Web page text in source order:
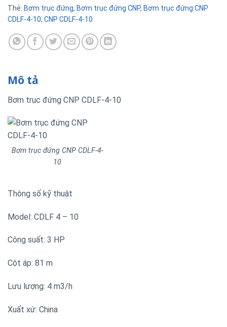
Thẻ: Bơm trục đứng, Bơm trục đứng CNP, Bơm trục đứng CNP
CDLF-4-10, CNP CDLF-4-10
Mô tả
Bơm trục đứng CNP CDLF-4-10
Bơm trục đứng CNP CDLF-4-
10
Thông số kỹ thuật
Model: CDLF 4 – 10
Công suất: 3 HP
Cột áp: 81 m
Lưu lượng: 4 m3/h
Xuất xứ: China